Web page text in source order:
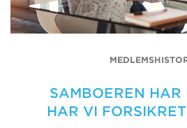
SAMBOEREN HAR
HAR VI